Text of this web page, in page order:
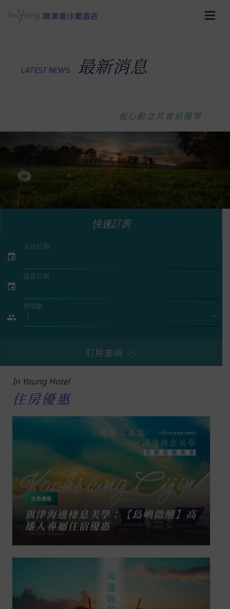
LATEST NEWS 最新消息
起心動念其實很簡單
快速訂房
入住日期
event
退房日期
event
房間數
people
訂房查詢
In Young Hotel
住房優惠
住房優惠
旗津海邊棲息美學：【島嶼微醺】高
雄人專屬住宿優惠